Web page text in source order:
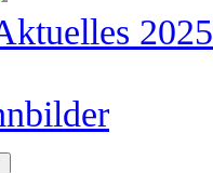
2025